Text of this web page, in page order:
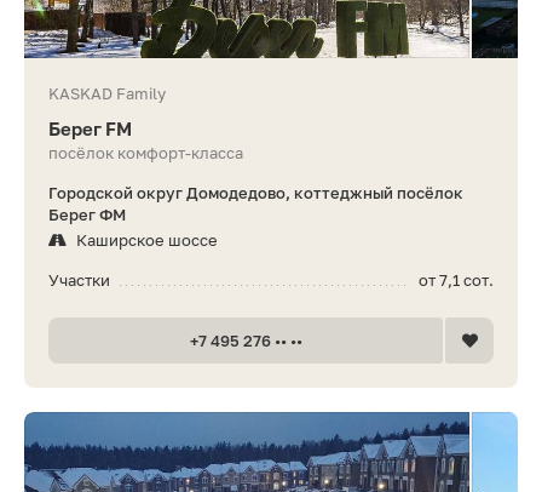
KASKAD Family
Берег FM
посёлок комфорт-класса
Городской округ Домодедово, коттеджный посёлок
Берег ФМ
Каширское шоссе
от 7,1 сот.
Участки
+7 495 276 •• ••